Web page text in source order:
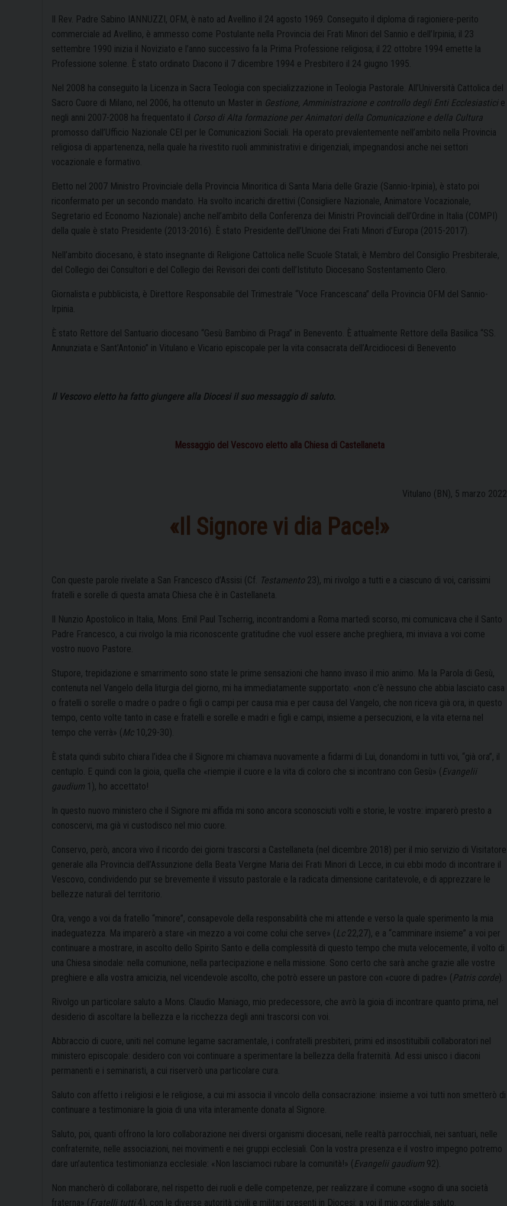
Il Rev. Padre Sabino IANNUZZI, OFM, è nato ad Avellino il 24 agosto 1969. Conseguito il diploma di ragioniere-perito
commerciale ad Avellino, è ammesso come Postulante nella Provincia dei Frati Minori del Sannio e dell’Irpinia; il 23
settembre 1990 inizia il Noviziato e l’anno successivo fa la Prima Professione religiosa; il 22 ottobre 1994 emette la
Professione solenne. È stato ordinato Diacono il 7 dicembre 1994 e Presbitero il 24 giugno 1995.
Nel 2008 ha conseguito la Licenza in Sacra Teologia con specializzazione in Teologia Pastorale. All’Università Cattolica del
Sacro Cuore di Milano, nel 2006, ha ottenuto un Master in Gestione, Amministrazione e controllo degli Enti Ecclesiasticie
negli anni 2007-2008 ha frequentato il Corso di Alta formazione per Animatori della Comunicazione e della Cultura
promosso dall’Ufficio Nazionale CEI per le Comunicazioni Sociali. Ha operato prevalentemente nell’ambito nella Provincia
religiosa di appartenenza, nella quale ha rivestito ruoli amministrativi e dirigenziali, impegnandosi anche nei settori
vocazionale e formativo.
Eletto nel 2007 Ministro Provinciale della Provincia Minoritica di Santa Maria delle Grazie (Sannio-Irpinia), è stato poi
riconfermato per un secondo mandato. Ha svolto incarichi direttivi (Consigliere Nazionale, Animatore Vocazionale,
Segretario ed Economo Nazionale) anche nell’ambito della Conferenza dei Ministri Provinciali dell’Ordine in Italia (COMPI)
della quale è stato Presidente (2013-2016). È stato Presidente dell’Unione dei Frati Minori d’Europa (2015-2017).
Nell’ambito diocesano, è stato insegnante di Religione Cattolica nelle Scuole Statali; è Membro del Consiglio Presbiterale,
del Collegio dei Consultori e del Collegio dei Revisori dei conti dell’Istituto Diocesano Sostentamento Clero.
Giornalista e pubblicista, è Direttore Responsabile del Trimestrale “Voce Francescana” della Provincia OFM del Sannio-
Irpinia.
È stato Rettore del Santuario diocesano “Gesù Bambino di Praga” in Benevento. È attualmente Rettore della Basilica “SS.
Annunziata e Sant’Antonio” in Vitulano e Vicario episcopale per la vita consacrata dell’Arcidiocesi di Benevento
Il Vescovo eletto ha fatto giungere alla Diocesi il suo messaggio di saluto.
Messaggio del Vescovo eletto alla Chiesa di Castellaneta
Vitulano (BN), 5 marzo 2022
«Il Signore vi dia Pace!»
Con queste parole rivelate a San Francesco d’Assisi (Cf. Testamento 23), mi rivolgo a tutti e a ciascuno di voi, carissimi
fratelli e sorelle di questa amata Chiesa che è in Castellaneta.
Il Nunzio Apostolico in Italia, Mons. Emil Paul Tscherrig, incontrandomi a Roma martedì scorso, mi comunicava che il Santo
Padre Francesco, a cui rivolgo la mia riconoscente gratitudine che vuol essere anche preghiera, mi inviava a voi come
vostro nuovo Pastore.
Stupore, trepidazione e smarrimento sono state le prime sensazioni che hanno invaso il mio animo. Ma la Parola di Gesù,
contenuta nel Vangelo della liturgia del giorno, mi ha immediatamente supportato: «non c’è nessuno che abbia lasciato casa
o fratelli o sorelle o madre o padre o figli o campi per causa mia e per causa del Vangelo, che non riceva già ora, in questo
tempo, cento volte tanto in case e fratelli e sorelle e madri e figli e campi, insieme a persecuzioni, e la vita eterna nel
tempo che verrà» ( Mc 10,29-30).
È stata quindi subito chiara l’idea che il Signore mi chiamava nuovamente a fidarmi di Lui, donandomi in tutti voi, “già ora”, il
centuplo. E quindi con la gioia, quella che «riempie il cuore e la vita di coloro che si incontrano con Gesù» ( Evangelii
gaudium 1), ho accettato!
In questo nuovo ministero che il Signore mi affida mi sono ancora sconosciuti volti e storie, le vostre: imparerò presto a
conoscervi, ma già vi custodisco nel mio cuore.
Conservo, però, ancora vivo il ricordo dei giorni trascorsi a Castellaneta (nel dicembre 2018) per il mio servizio di Visitatore
generale alla Provincia dell’Assunzione della Beata Vergine Maria dei Frati Minori di Lecce, in cui ebbi modo di incontrare il
Vescovo, condividendo pur se brevemente il vissuto pastorale e la radicata dimensione caritatevole, e di apprezzare le
bellezze naturali del territorio.
Ora, vengo a voi da fratello “minore”, consapevole della responsabilità che mi attende e verso la quale sperimento la mia
inadeguatezza. Ma imparerò a stare «in mezzo a voi come colui che serve» ( Lc 22,27), e a “camminare insieme” a voi per
continuare a mostrare, in ascolto dello Spirito Santo e della complessità di questo tempo che muta velocemente, il volto di
una Chiesa sinodale: nella comunione, nella partecipazione e nella missione. Sono certo che sarà anche grazie alle vostre
preghiere e alla vostra amicizia, nel vicendevole ascolto, che potrò essere un pastore con «cuore di padre» ( Patris corde).
Rivolgo un particolare saluto a Mons. Claudio Maniago, mio predecessore, che avrò la gioia di incontrare quanto prima, nel
desiderio di ascoltare la bellezza e la ricchezza degli anni trascorsi con voi.
Abbraccio di cuore, uniti nel comune legame sacramentale, i confratelli presbiteri, primi ed insostituibili collaboratori nel
ministero episcopale: desidero con voi continuare a sperimentare la bellezza della fraternità. Ad essi unisco i diaconi
permanenti e i seminaristi, a cui riserverò una particolare cura.
Saluto con affetto i religiosi e le religiose, a cui mi associa il vincolo della consacrazione: insieme a voi tutti non smetterò di
continuare a testimoniare la gioia di una vita interamente donata al Signore.
Saluto, poi, quanti offrono la loro collaborazione nei diversi organismi diocesani, nelle realtà parrocchiali, nei santuari, nelle
confraternite, nelle associazioni, nei movimenti e nei gruppi ecclesiali. Con la vostra presenza e il vostro impegno potremo
dare un’autentica testimonianza ecclesiale: «Non lasciamoci rubare la comunità!» ( Evangelii gaudium 92).
Non mancherò di collaborare, nel rispetto dei ruoli e delle competenze, per realizzare il comune «sogno di una società
fraterna» ( Fratelli tutti 4), con le diverse autorità civili e militari presenti in Diocesi: a voi il mio cordiale saluto.